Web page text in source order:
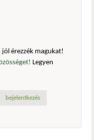
jól érezzék magukat!
Legyen
bejelentkezés